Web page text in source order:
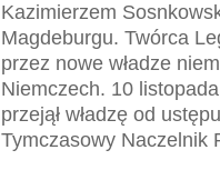
Kazimierzem
Magdeburgu. Twórca
przez nowe władze
Niemczech. 10
przejął władzę od
Tymczasowy Naczelnik